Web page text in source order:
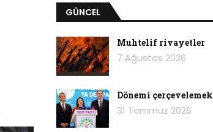
GÜNCEL
Muhtelif rivayetler
7 Ağustos 2026
Dönemi çerçevelemek
31 Temmuz 2026